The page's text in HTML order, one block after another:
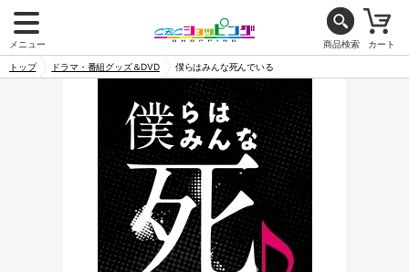
メニュー 商品検索 カート
トップ ドラマ・番組グッズ＆DVD 僕らはみんな死んでいる